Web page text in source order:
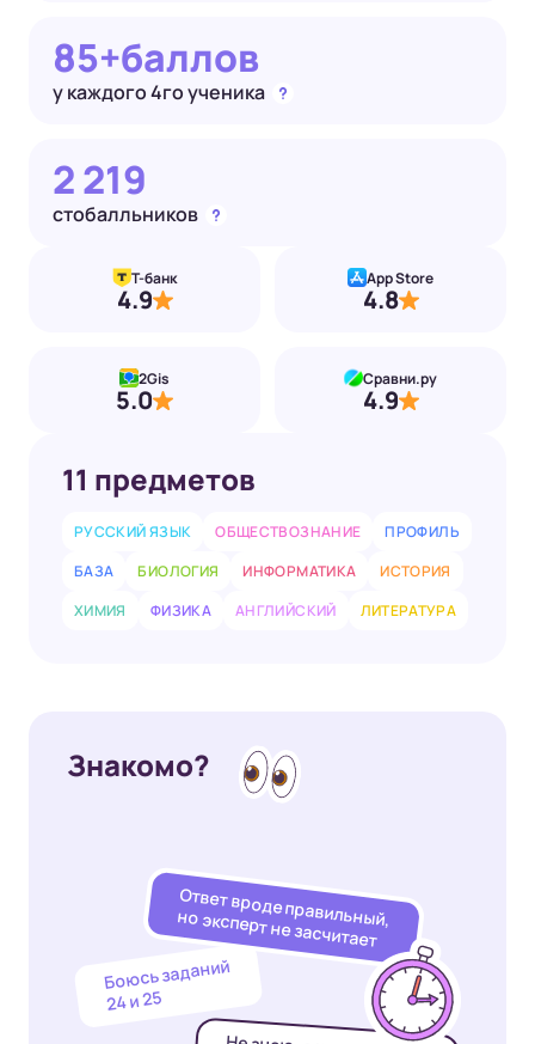
11 предметов
РУССКИЙ ЯЗЫК ОБЩЕСТВОЗНАНИЕ
ПРОФИЛЬ
БАЗА
БИОЛОГИЯ ИНФОРМАТИКА
ИСТОРИЯ
ХИМИЯ
ФИЗИКА АНГЛИЙСКИЙ ЛИТЕРАТУРА
Т-банк
4.9
App Store
4.8
2Gis
5.0
Сравни.ру
4.9
85+баллов
у каждого4го ученика
2 219
стобалльников
Знакомо?
Боюсь заданий
24 и 25
Ответ вроде правильный,
но эксперт не засчитает